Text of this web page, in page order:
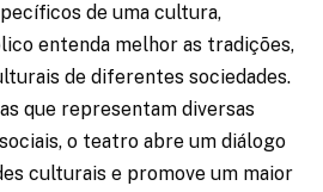
de uma cultura,
entenda melhor as tradições,
de diferentes sociedades.
que representam diversas
o teatro abre um diálogo
culturais e promove um maior